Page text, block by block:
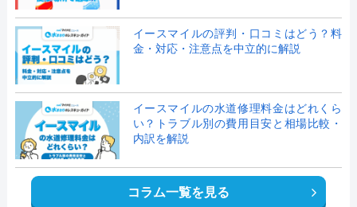
イースマイルの評判・口コミはどう？料
金・対応・注意点を中立的に解説
イースマイルの水道修理料金はどれくら
い？トラブル別の費用目安と相場比較・
内訳を解説
コラム一覧を見る